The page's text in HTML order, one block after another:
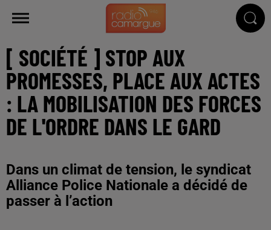
[ SOCIÉTÉ ] STOP AUX
PROMESSES, PLACE AUX ACTES
: LA MOBILISATION DES FORCES
DE L'ORDRE DANS LE GARD
Dans un climat de tension, le syndicat
Alliance Police Nationale a décidé de
passer à l’action